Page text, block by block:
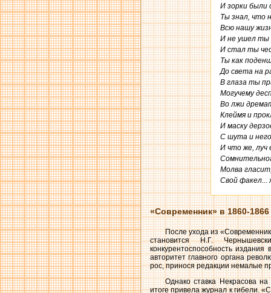
И зорки были
Ты знал, что
Всю нашу
И не ушел ты
И стал ты
Ты как
До света на
В глаза ты
Могучему
Во лжи
Клеймя и
И маску
С шута и
И что же, луч
Молва
Свой факел...
«Современник» в 1860-1866
После ухода из
становится Н.Г.
конкурентоспособность
авторитет главного органа
рос, принося редакции немалые
Однако ставка Некрасова
итоге привела журнал к гибели.